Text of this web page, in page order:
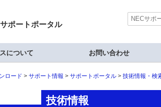
ポートポータル
について お問い合わせ
ロード サポート情報 サポートポータル 技術情報・検
技術情報